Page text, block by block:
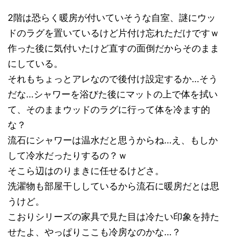
2階は恐らく暖房が付いていそうな自室、謎にウッ
ドのラグを置いているけど片付け忘れただけですｗ
作った後に気付いたけど直すの面倒だからそのまま
にしている。
それもちょっとアレなので後付け設定するか…そう
だな…シャワーを浴びた後にマットの上で体を拭い
て、そのままウッドのラグに行って体を冷ます的
な？
流石にシャワーは温水だと思うからね…え、もしか
して冷水だったりするの？ｗ
そこら辺はのりまきに任せるけどさ。
洗濯物も部屋干ししているから流石に暖房だとは思
うけど。
こおりシリーズの家具で見た目は冷たい印象を持た
せたよ、やっぱりここも冷房なのかな…？